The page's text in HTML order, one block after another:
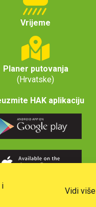
Vrijeme
Planer putovanja
(Hrvatske)
HAK aplikaciju
i
Vidi više